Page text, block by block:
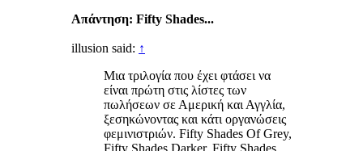
Απάντηση: Fifty Shades...
illusion said: ↑
Μια τριλογία που έχει φτάσει να
είναι πρώτη στις λίστες των
πωλήσεων σε Αμερική και Αγγλία,
ξεσηκώνοντας και κάτι οργανώσεις
φεμινιστριών. Fifty Shades Of Grey,
Fifty Shades Darker, Fifty Shades